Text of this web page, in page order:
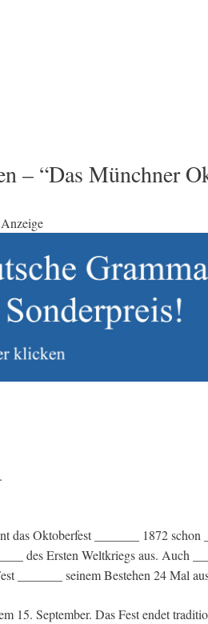
– “Das Münchner
Anzeige
das Oktoberfest _______ 1872 schon
des Ersten Weltkriegs aus. Auch
_______ seinem Bestehen 24 Mal
15. September. Das Fest endet